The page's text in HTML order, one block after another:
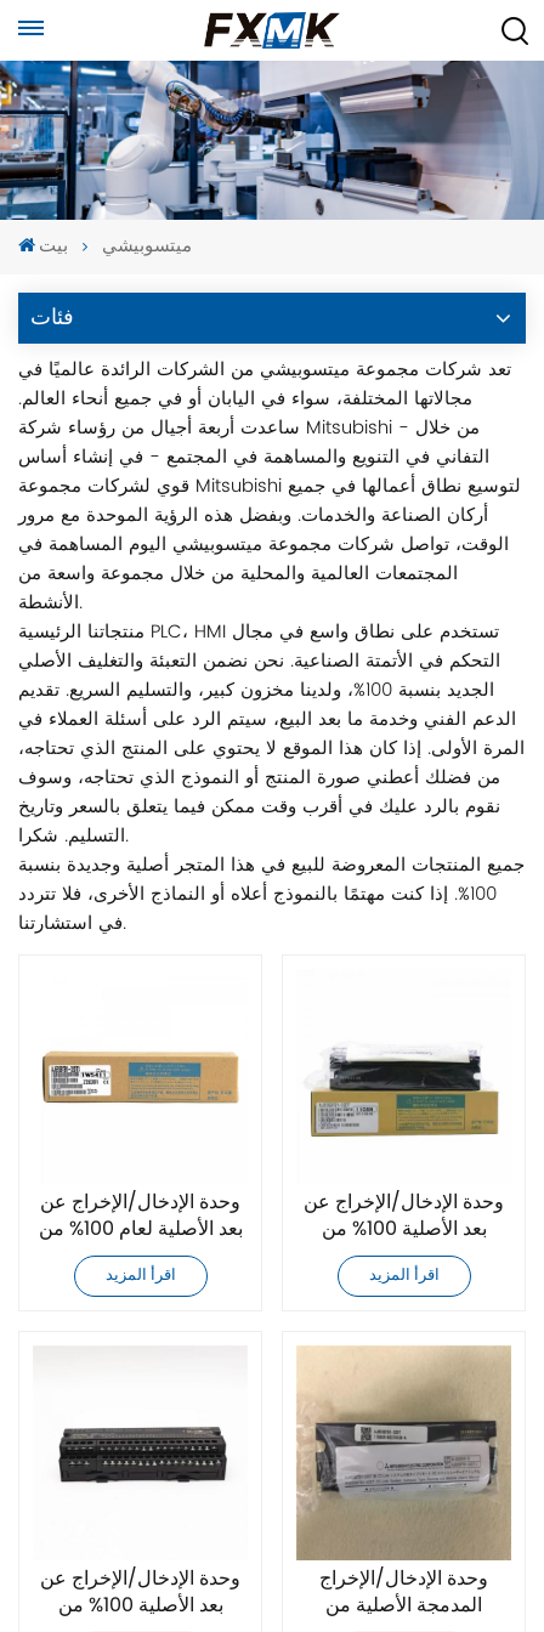
بيت ميتسوبيشي
فئات
تعد شركات مجموعة ميتسوبيشي من الشركات الرائدة عالميًا في
مجالاتها المختلفة، سواء في اليابان أو في جميع أنحاء العالم.
ساعدت أربعة أجيال من رؤساء شركة Mitsubishi - من خلال
التفاني في التنويع والمساهمة في المجتمع - في إنشاء أساس
قوي لشركات مجموعة Mitsubishi لتوسيع نطاق أعمالها في جميع
أركان الصناعة والخدمات. وبفضل هذه الرؤية الموحدة مع مرور
الوقت، تواصل شركات مجموعة ميتسوبيشي اليوم المساهمة في
المجتمعات العالمية والمحلية من خلال مجموعة واسعة من
الأنشطة.
منتجاتنا الرئيسية PLC، HMI تستخدم على نطاق واسع في مجال
التحكم في الأتمتة الصناعية. نحن نضمن التعبئة والتغليف الأصلي
الجديد بنسبة 100%، ولدينا مخزون كبير، والتسليم السريع. تقديم
الدعم الفني وخدمة ما بعد البيع، سيتم الرد على أسئلة العملاء في
المرة الأولى. إذا كان هذا الموقع لا يحتوي على المنتج الذي تحتاجه،
من فضلك أعطني صورة المنتج أو النموذج الذي تحتاجه، وسوف
نقوم بالرد عليك في أقرب وقت ممكن فيما يتعلق بالسعر وتاريخ
التسليم. شكرا.
جميع المنتجات المعروضة للبيع في هذا المتجر أصلية وجديدة بنسبة
100%. إذا كنت مهتمًا بالنموذج أعلاه أو النماذج الأخرى، فلا تتردد
في استشارتنا.
وحدة الإدخال/الإخراج عن
بعد الأصلية لعام 100% من
Mitsubishi AJ65SBTB1-
32DT3
اقرأ المزيد
وحدة الإدخال/الإخراج عن
بعد الأصلية 100% من
Mitsubishi AJ65SBTB1-
32DT2
اقرأ المزيد
وحدة الإدخال/الإخراج عن
بعد الأصلية 100% من
وحدة الإدخال/الإخراج
المدمجة الأصلية من